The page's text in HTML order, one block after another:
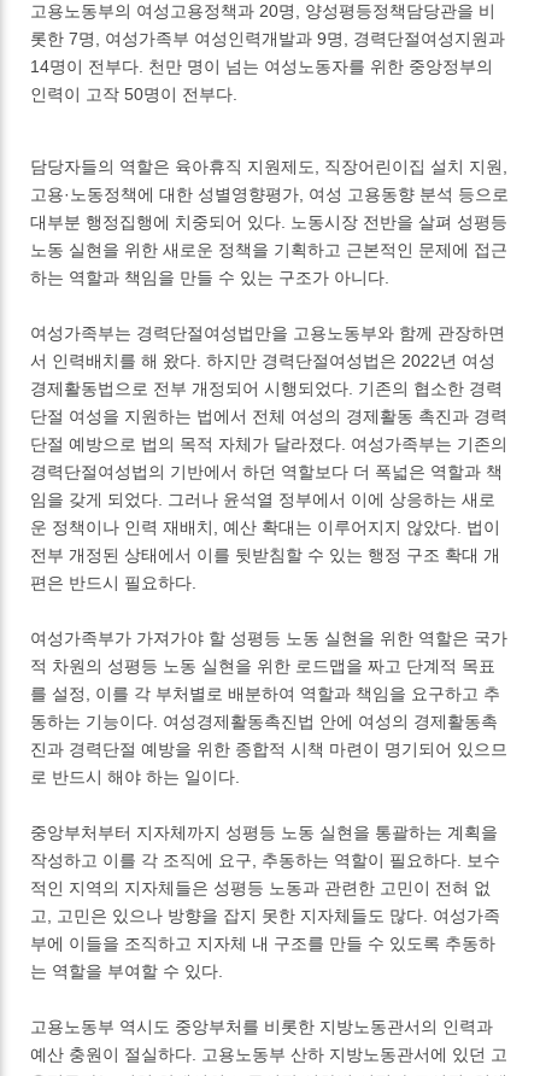
고용노동부의 여성고용정책과 20명, 양성평등정책담당관을 비
롯한 7명, 여성가족부 여성인력개발과 9명, 경력단절여성지원과
14명이 전부다. 천만 명이 넘는 여성노동자를 위한 중앙정부의
인력이 고작 50명이 전부다.
담당자들의 역할은 육아휴직 지원제도, 직장어린이집 설치 지원,
고용·노동정책에 대한 성별영향평가, 여성 고용동향 분석 등으로
대부분 행정집행에 치중되어 있다. 노동시장 전반을 살펴 성평등
노동 실현을 위한 새로운 정책을 기획하고 근본적인 문제에 접근
하는 역할과 책임을 만들 수 있는 구조가 아니다.
여성가족부는 경력단절여성법만을 고용노동부와 함께 관장하면
서 인력배치를 해 왔다. 하지만 경력단절여성법은 2022년 여성
경제활동법으로 전부 개정되어 시행되었다. 기존의 협소한 경력
단절 여성을 지원하는 법에서 전체 여성의 경제활동 촉진과 경력
단절 예방으로 법의 목적 자체가 달라졌다. 여성가족부는 기존의
경력단절여성법의 기반에서 하던 역할보다 더 폭넓은 역할과 책
임을 갖게 되었다. 그러나 윤석열 정부에서 이에 상응하는 새로
운 정책이나 인력 재배치, 예산 확대는 이루어지지 않았다. 법이
전부 개정된 상태에서 이를 뒷받침할 수 있는 행정 구조 확대 개
편은 반드시 필요하다.
여성가족부가 가져가야 할 성평등 노동 실현을 위한 역할은 국가
적 차원의 성평등 노동 실현을 위한 로드맵을 짜고 단계적 목표
를 설정, 이를 각 부처별로 배분하여 역할과 책임을 요구하고 추
동하는 기능이다. 여성경제활동촉진법 안에 여성의 경제활동촉
진과 경력단절 예방을 위한 종합적 시책 마련이 명기되어 있으므
로 반드시 해야 하는 일이다.
중앙부처부터 지자체까지 성평등 노동 실현을 통괄하는 계획을
작성하고 이를 각 조직에 요구, 추동하는 역할이 필요하다. 보수
적인 지역의 지자체들은 성평등 노동과 관련한 고민이 전혀 없
고, 고민은 있으나 방향을 잡지 못한 지자체들도 많다. 여성가족
부에 이들을 조직하고 지자체 내 구조를 만들 수 있도록 추동하
는 역할을 부여할 수 있다.
고용노동부 역시도 중앙부처를 비롯한 지방노동관서의 인력과
예산 충원이 절실하다. 고용노동부 산하 지방노동관서에 있던 고